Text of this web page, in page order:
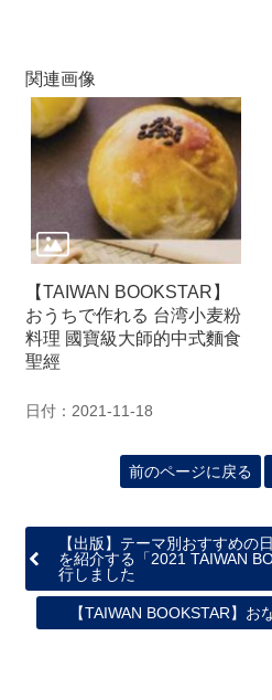
本
関
連
リ
ー
ム
サ
ト
関連画像
【TAIWAN BOOKSTAR】
おうちで作れる 台湾小麦粉
料理 國寶級大師的中式麵食
聖經
日付：2021-11-18
前のページに戻る
【出版】テーマ別おすすめの
を紹介する「2021 TAIWAN
行しました
【TAIWAN BOOKSTAR】